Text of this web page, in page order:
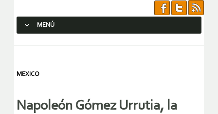
MENÚ
MEXICO
Napoleón Gómez Urrutia, la